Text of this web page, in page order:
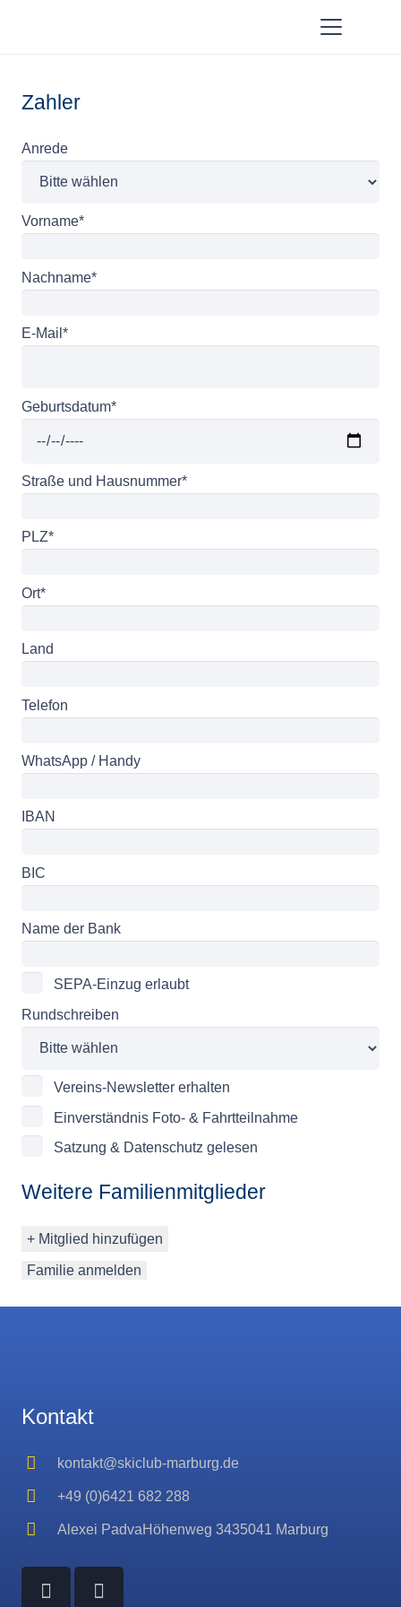
Zahler
Anrede
Vorname*
Nachname*
E-Mail*
Geburtsdatum*
Straße und Hausnummer*
PLZ*
Ort*
Land
Telefon
WhatsApp / Handy
IBAN
BIC
Name der Bank
SEPA-Einzug erlaubt
Rundschreiben
Vereins-Newsletter erhalten
Einverständnis Foto- & Fahrtteilnahme
Satzung & Datenschutz gelesen
Weitere Familienmitglieder
+ Mitglied hinzufügen
Familie anmelden
Kontakt
kontakt@skiclub-marburg.de
+49 (0)6421 682 288
Alexei PadvaHöhenweg 3435041 Marburg